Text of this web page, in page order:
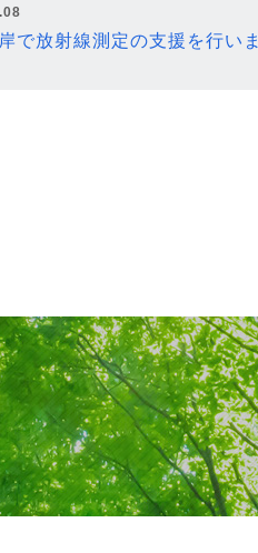
で放射線測定の支援を行いま